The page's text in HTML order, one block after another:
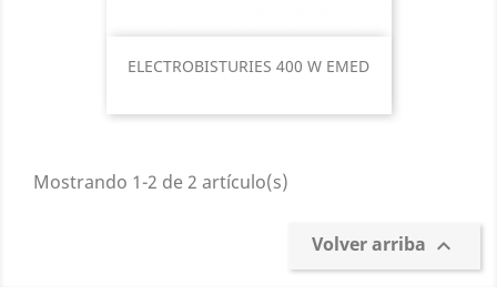
ELECTROBISTURIES 400 W EMED
Mostrando 1-2 de 2 artículo(s)
Volver arriba 